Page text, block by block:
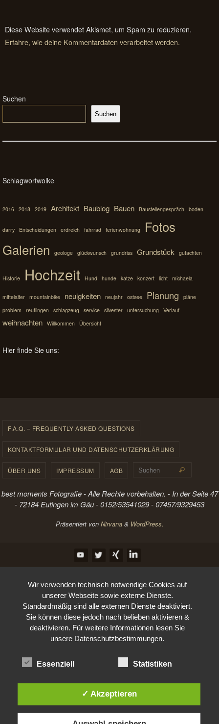
Diese Website verwendet Akismet, um Spam zu reduzieren.
Erfahre, wie deine Kommentardaten verarbeitet werden.
Suchen
Suchen
Schlagwortwolke
2016 2018 2019 Architekt Baublog Bauen Baustellengespräch boden
darry Entscheidungen erdreich fahrrad ferienwohnung
Fotos
Galerien
geologe glückwunsch grundriss Grundstück gutachten
Historie Hochzeit Hund hunde katze konzert licht michaela
mittelalter mountainbike neuigkeiten neujahr ostsee Planung
pläne
problem
reutlingen schlagzeug service silvester untersuchung Verlauf
weihnachten Willkommen Übersicht
Hier finde Sie uns:
F.A.Q. – FREQUENTLY ASKED QUESTIONS
KONTAKTFORMULAR UND DATENSCHUTZERKLÄRUNG
ÜBER UNS IMPRESSUM AGB Suchen
best moments Fotografie - Alle Rechte vorbehalten. - In der Seite 47
- 72184 Eutingen im Gäu - 0152/53541029 - 07457/9329453
Präsentiert von Nirvana& WordPress.
Wir verwenden technisch notwendige Cookies auf
unserer Webseite sowie externe Dienste.
Standardmäßig sind alle externen Dienste deaktiviert.
Sie können diese jedoch nach belieben aktivieren &
deaktivieren. Für weitere Informationen lesen Sie
unsere Datenschutzbestimmungen.
Essenziell Statistiken
✓ Akzeptieren